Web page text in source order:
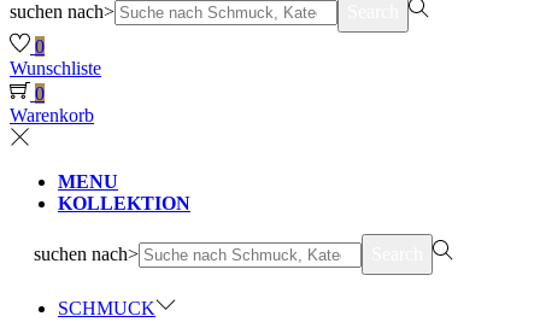
suchen nach>
0
Wunschliste
0
Warenkorb
MENU
KOLLEKTION
suchen nach>
SCHMUCK